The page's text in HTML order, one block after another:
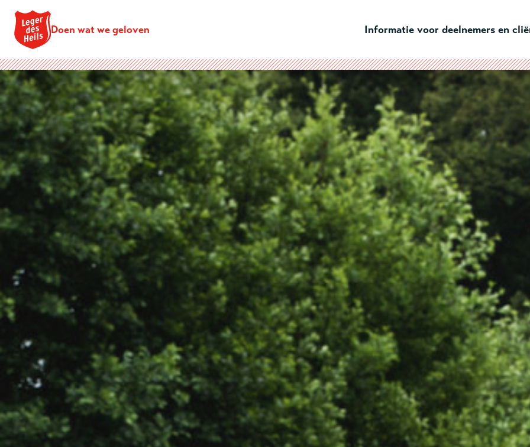
Doen wat we geloven
Informatie voor deelnemers en